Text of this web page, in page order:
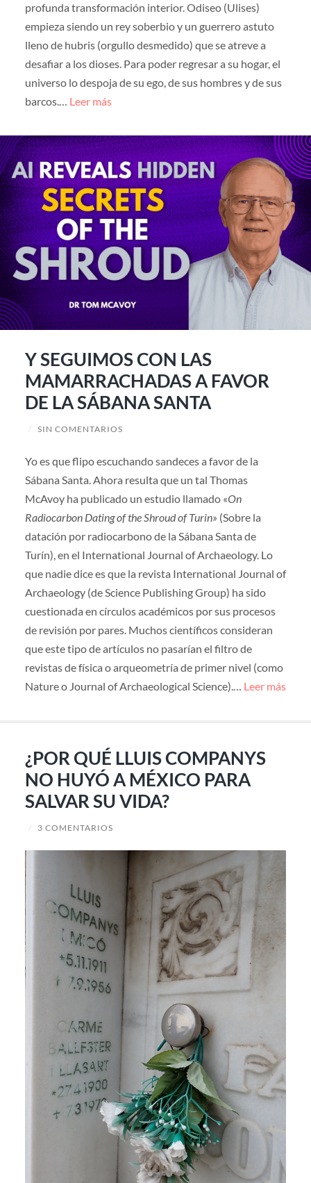
profunda transformación interior. Odiseo (Ulises)
empieza siendo un rey soberbio y un guerrero astuto
lleno de hubris (orgullo desmedido) que se atreve a
desafiar a los dioses. Para poder regresar a su hogar, el
universo lo despoja de su ego, de sus hombres y de sus
barcos.… Leer más
Y SEGUIMOS CON LAS
MAMARRACHADAS A FAVOR
DE LA SÁBANA SANTA
/ SIN COMENTARIOS
Yo es que flipo escuchando sandeces a favor de la
Sábana Santa. Ahora resulta que un tal Thomas
McAvoy ha publicado un estudio llamado «On
Radiocarbon Dating of the Shroud of Turin» (Sobre la
datación por radiocarbono de la Sábana Santa de
Turín), en el International Journal of Archaeology. Lo
que nadie dice es que la revista International Journal of
Archaeology (de Science Publishing Group) ha sido
cuestionada en círculos académicos por sus procesos
de revisión por pares. Muchos científicos consideran
que este tipo de artículos no pasarían el filtro de
revistas de física o arqueometría de primer nivel (como
Nature o Journal of Archaeological Science).… Leer más
¿POR QUÉ LLUIS COMPANYS
NO HUYÓ A MÉXICO PARA
SALVAR SU VIDA?
/ 3 COMENTARIOS